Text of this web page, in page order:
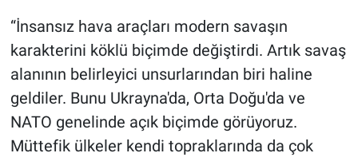
“İnsansız hava araçları modern savaşın
karakterini köklü biçimde değiştirdi. Artık savaş
alanının belirleyici unsurlarından biri haline
geldiler. Bunu Ukrayna'da, Orta Doğu'da ve
NATO genelinde açık biçimde görüyoruz.
Müttefik ülkeler kendi topraklarında da çok